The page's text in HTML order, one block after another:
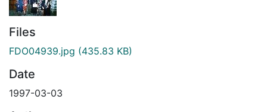
Files
FDO04939.jpg (435.83 KB)
Date
1997-03-03